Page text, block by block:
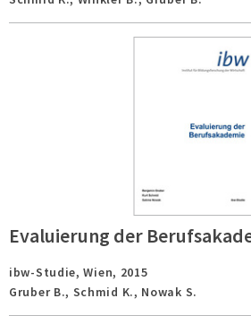
Evaluierung der
ibw-Studie,Wien, 2015
Gruber B., Schmid K., Nowak S.